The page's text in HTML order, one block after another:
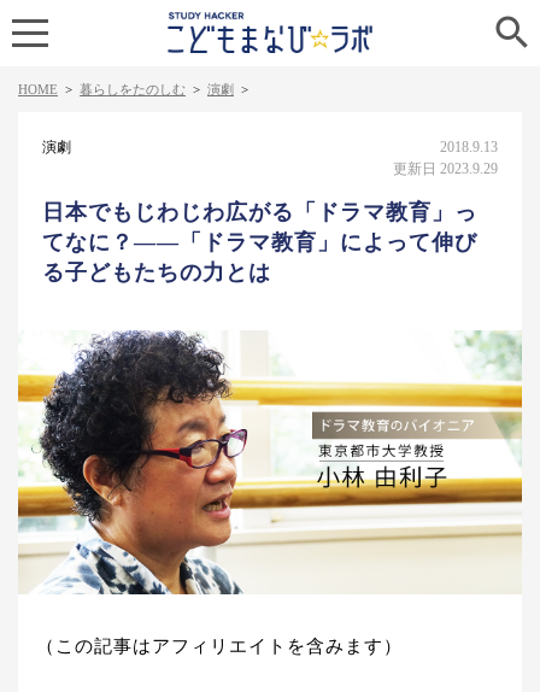

HOME > 暮らしをたのしむ > 演劇 >
演劇
2018.9.13
更新日 2023.9.29
日本でもじわじわ広がる「ドラマ教育」っ
てなに？――「ドラマ教育」によって伸び
る子どもたちの力とは
（この記事はアフィリエイトを含みます）